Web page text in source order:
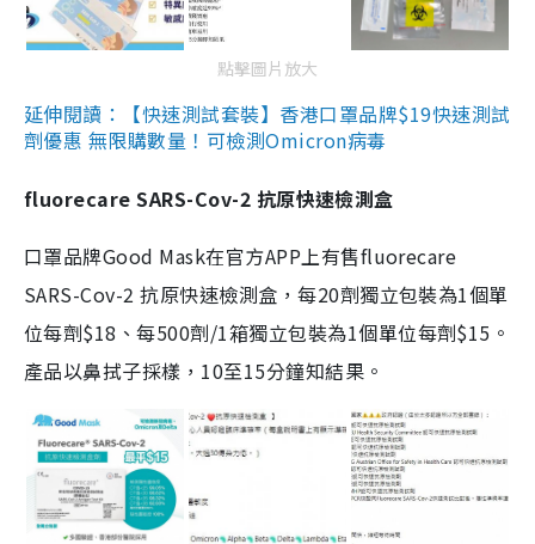
點擊圖片放大
延伸閱讀：【快速測試套裝】香港口罩品牌$19快速測試
劑優惠 無限購數量！可檢測Omicron病毒
fluorecare SARS-Cov-2 抗原快速檢測盒
口罩品牌Good Mask在官方APP上有售fluorecare
SARS-Cov-2 抗原快速檢測盒，每20劑獨立包裝為1個單
位每劑$18、每500劑/1箱獨立包裝為1個單位每劑$15。
產品以鼻拭子採樣，10至15分鐘知結果。